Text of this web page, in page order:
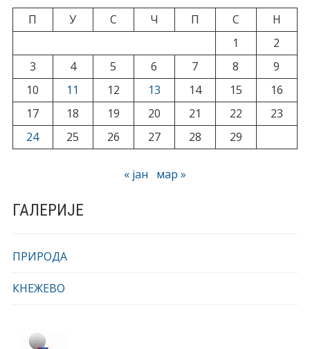
П У С Ч П С
Н
1
2
3
4 5 6 7 8
9
10
11 12 13 14 15
16
17
18 19 20 21 22
23
24
25 26 27 28 29
« јан мар »
ГАЛЕРИЈЕ
ПРИРОДА
КНЕЖЕВО